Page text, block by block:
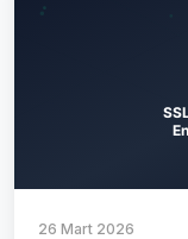
26 Mart 2026